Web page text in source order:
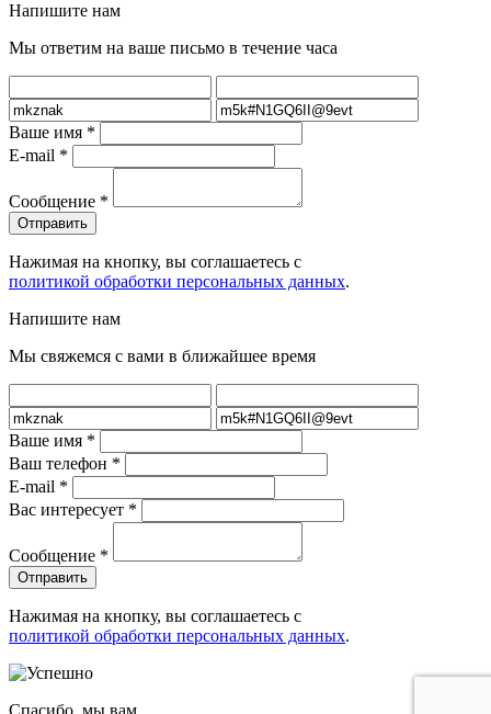
Напишите нам
Мы ответим на ваше письмо в течение часа
Ваше имя *
E-mail *
Сообщение *
Нажимая на кнопку, вы соглашаетесь с
политикой обработки персональных данных.
Напишите нам
Мы свяжемся с вами в ближайшее время
Ваше имя *
Ваш телефон *
E-mail *
Вас интересует *
Сообщение *
Нажимая на кнопку, вы соглашаетесь с
политикой обработки персональных данных.